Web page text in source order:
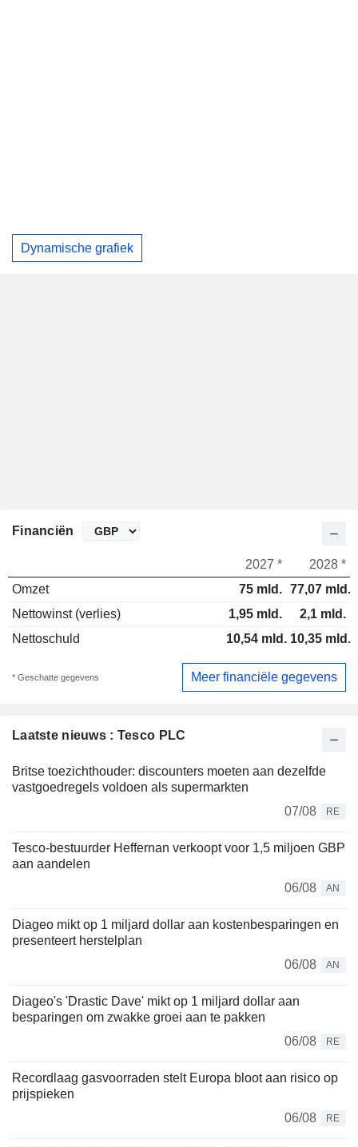
Dynamische grafiek
Laatste nieuws : Tesco PLC
Britse toezichthouder: discounters moeten aan dezelfde
vastgoedregels voldoen als supermarkten
07/08
RE
Tesco-bestuurder Heffernan verkoopt voor 1,5 miljoen GBP
aan aandelen
06/08
AN
Diageo mikt op 1 miljard dollar aan kostenbesparingen en
presenteert herstelplan
06/08
AN
Diageo's 'Drastic Dave' mikt op 1 miljard dollar aan
besparingen om zwakke groei aan te pakken
06/08
RE
Recordlaag gasvoorraden stelt Europa bloot aan risico op
prijspieken
06/08
RE
Financiën
2027 *
2028 *
Omzet
75 mld. 77,07 mld.
Nettowinst (verlies)
1,95 mld.
2,1 mld.
Nettoschuld
10,54 mld. 10,35 mld.
* Geschatte gegevens Meer financiële gegevens